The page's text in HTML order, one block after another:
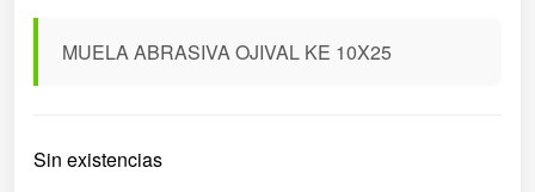
MUELA ABRASIVA OJIVAL KE 10X25
Sin existencias